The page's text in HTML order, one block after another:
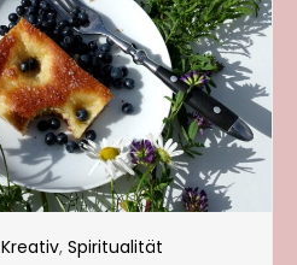
Kreativ, Spiritualität